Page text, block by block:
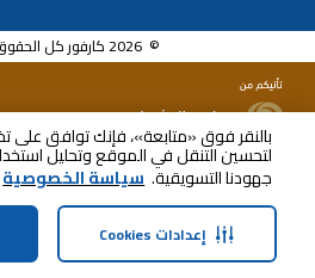
لتحسين التنقل في الموقع وتحليل
جهودنا التسويقية. سياسة الخصوصية
إعدادات Cookies
الرئيسية الفئات
© 2026 كارفور كل الحقوق محفوظة